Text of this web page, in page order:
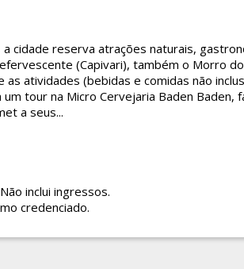
a cidade reserva atrações naturais,
(Capivari), também o Morro
atividades (bebidas e comidas não
tour na Micro Cervejaria Baden Baden,
a seus...
inclui ingressos.
credenciado.